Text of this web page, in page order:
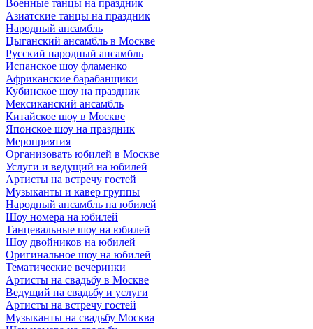
Военные танцы на праздник
Азиатские танцы на праздник
Народный ансамбль
Цыганский ансамбль в Москве
Русский народный ансамбль
Испанское шоу фламенко
Африканские барабанщики
Кубинское шоу на праздник
Мексиканский ансамбль
Китайское шоу в Москве
Японское шоу на праздник
Мероприятия
Организовать юбилей в Москве
Услуги и ведущий на юбилей
Артисты на встречу гостей
Музыканты и кавер группы
Народный ансамбль на юбилей
Шоу номера на юбилей
Танцевальные шоу на юбилей
Шоу двойников на юбилей
Оригинальное шоу на юбилей
Тематические вечеринки
Артисты на свадьбу в Москве
Ведущий на свадьбу и услуги
Артисты на встречу гостей
Музыканты на свадьбу Москва